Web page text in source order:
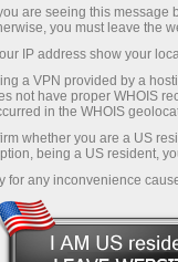
Pada
dokumen
antara
sangat
secara
perhatian.
wawasan
dan
are seeing this message
you must leave the
IP address show your
a VPN provided by a
not have proper WHOIS
in the WHOIS
whether you are a US
being a US resident,
for any inconvenience